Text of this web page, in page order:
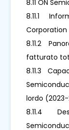
8.11 ON
8.11.1
Corporation
8.11.2
fatturato
8.11.3
lordo
8.11.4